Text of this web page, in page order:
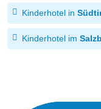
Kinderhotel in
Kinderhotel im